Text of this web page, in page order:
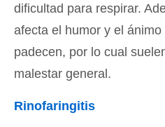
dificultad para respirar.
afecta el humor y el
padecen, por lo cual
malestar general.
Rinofaringitis